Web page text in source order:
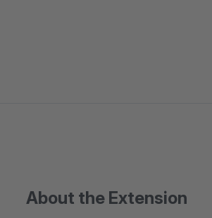
About the Extension